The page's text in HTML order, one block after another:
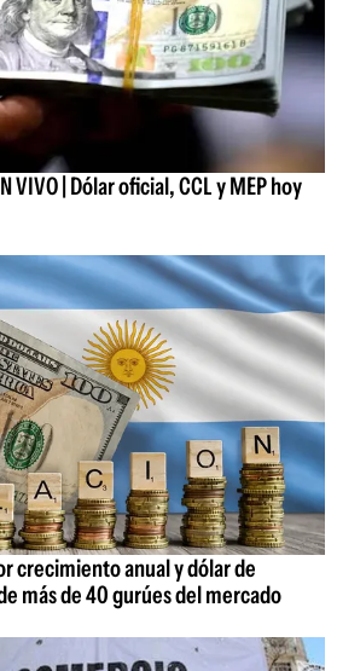
VIVO | Dólar oficial, CCL y MEP hoy
crecimiento anual y dólar de
más de 40 gurúes del mercado